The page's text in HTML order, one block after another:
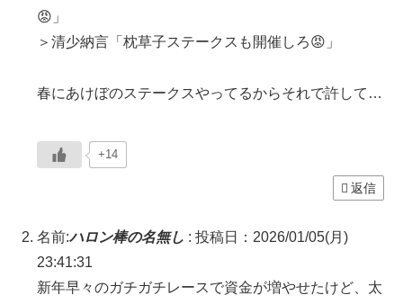
😡」
＞清少納言「枕草子ステークスも開催しろ😡」
春にあけぼのステークスやってるからそれで許して…
+14
返信
名前:ハロン棒の名無し : 投稿日：2026/01/05(月)
23:41:31
新年早々のガチガチレースで資金が増やせたけど、太